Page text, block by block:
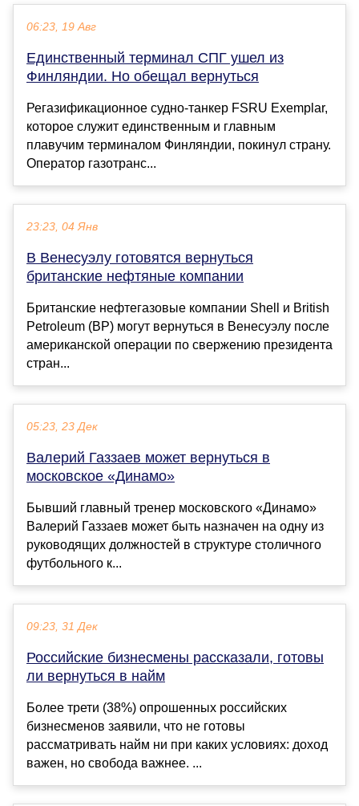
06:23, 19 Авг
Единственный терминал СПГ ушел из
Финляндии. Но обещал вернуться
Регазификационное судно-танкер FSRU Exemplar,
которое служит единственным и главным
плавучим терминалом Финляндии, покинул страну.
Оператор газотранс...
23:23, 04 Янв
В Венесуэлу готовятся вернуться
британские нефтяные компании
Британские нефтегазовые компании Shell и British
Petroleum (BP) могут вернуться в Венесуэлу после
американской операции по свержению президента
стран...
05:23, 23 Дек
Валерий Газзаев может вернуться в
московское «Динамо»
Бывший главный тренер московского «Динамо»
Валерий Газзаев может быть назначен на одну из
руководящих должностей в структуре столичного
футбольного к...
09:23, 31 Дек
Российские бизнесмены рассказали, готовы
ли вернуться в найм
Более трети (38%) опрошенных российских
бизнесменов заявили, что не готовы
рассматривать найм ни при каких условиях: доход
важен, но свобода важнее. ...